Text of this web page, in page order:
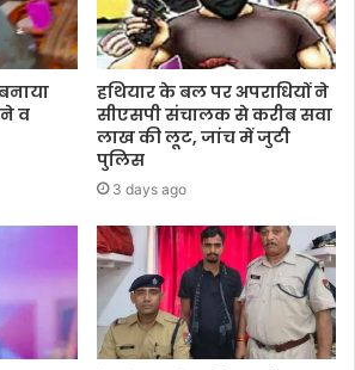
व
हथियार के बल पर अपराधियों ने
सीएसपी संचालक से करीब सवा
लाख की लूट, जांच में जुटी
पुलिस
3 days ago